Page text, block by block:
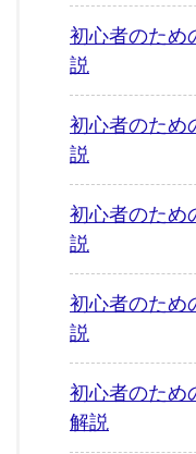
初心者のた
説
初心者のた
説
初心者のた
説
初心者のた
説
初心者のた
解説